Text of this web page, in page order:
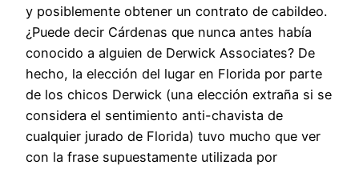
y posiblemente obtener un contrato de cabildeo.
¿Puede decir Cárdenas que nunca antes había
conocido a alguien de Derwick Associates? De
hecho, la elección del lugar en Florida por parte
de los chicos Derwick (una elección extraña si se
considera el sentimiento anti-chavista de
cualquier jurado de Florida) tuvo mucho que ver
con la frase supuestamente utilizada por